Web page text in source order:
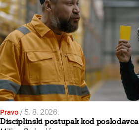
Pravo / 5. 8. 2026.
Disciplinski postupak kod poslodavca